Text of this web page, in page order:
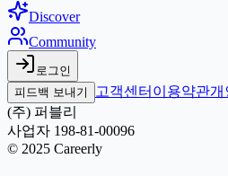
Discover
Community
로그인
피드백 보내기
고객센터 이용약관개
(주) 퍼블리
사업자 198-81-00096
© 2025 Careerly